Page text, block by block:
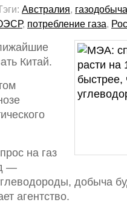
Австралия, газодобыча
, потребление газа,
Китай.
на газ
—
добыча
агентство.